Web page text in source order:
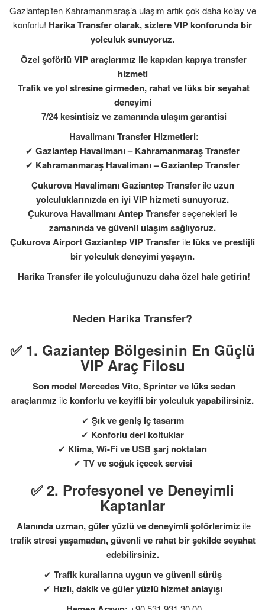
Gaziantep’ten Kahramanmaraş’a ulaşım artık çok daha kolay ve
konforlu! Harika Transfer olarak, sizlere VIP konforunda bir
yolculuk sunuyoruz.
Özel şoförlü VIP araçlarımız ile kapıdan kapıya transfer
hizmeti
Trafik ve yol stresine girmeden, rahat ve lüks bir seyahat
deneyimi
7/24 kesintisiz ve zamanında ulaşım garantisi
Havalimanı Transfer Hizmetleri:
✔ Gaziantep Havalimanı – Kahramanmaraş Transfer
✔ Kahramanmaraş Havalimanı – Gaziantep Transfer
Çukurova Havalimanı Gaziantep Transferileuzun
yolculuklarınızda en iyi VIP hizmeti sunuyoruz.
Çukurova Havalimanı Antep Transferseçenekleri ile
zamanında ve güvenli ulaşım sağlıyoruz.
Çukurova Airport Gaziantep VIP Transfer ile lüks ve prestijli
bir yolculuk deneyimi yaşayın.
Harika Transfer ile yolculuğunuzu daha özel hale getirin!
Neden Harika Transfer?
✅ 1. Gaziantep Bölgesinin En Güçlü
VIP Araç Filosu
Son model Mercedes Vito, Sprinter ve lüks sedan
araçlarımız ilekonforlu ve keyifli bir yolculuk yapabilirsiniz.
✔ Şık ve geniş iç tasarım
✔ Konforlu deri koltuklar
✔ Klima, Wi-Fi ve USB şarj noktaları
✔ TV ve soğuk içecek servisi
✅ 2. Profesyonel ve Deneyimli
Kaptanlar
Alanında uzman, güler yüzlü ve deneyimli şoförlerimiz ile
trafik stresi yaşamadan, güvenli ve rahat bir şekilde seyahat
edebilirsiniz.
✔ Trafik kurallarına uygun ve güvenli sürüş
✔ Hızlı, dakik ve güler yüzlü hizmet anlayışı